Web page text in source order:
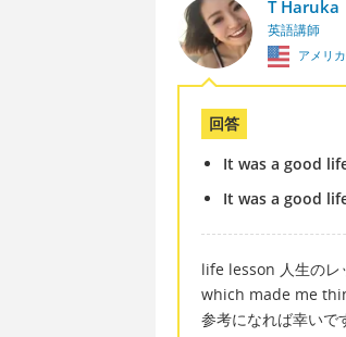
T Haruka
英語講師
アメリ
回答
It was a good
It was a good
life lesson 人生のレ
which made me
参考になれば幸いで